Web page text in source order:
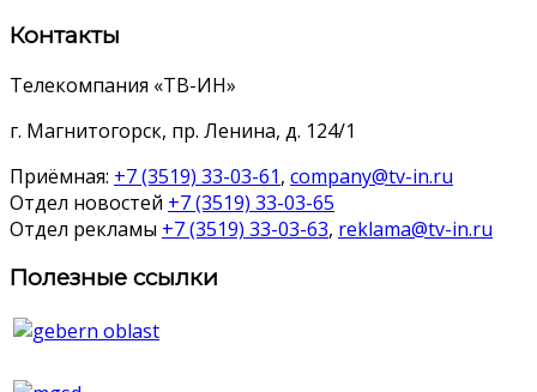
Контакты
Телекомпания «ТВ-ИН»
г. Магнитогорск, пр. Ленина, д. 124/1
Приёмная: +7 (3519) 33-03-61, company@tv-in.ru
Отдел новостей +7 (3519) 33-03-65
Отдел рекламы +7 (3519) 33-03-63, reklama@tv-in.ru
Полезные ссылки